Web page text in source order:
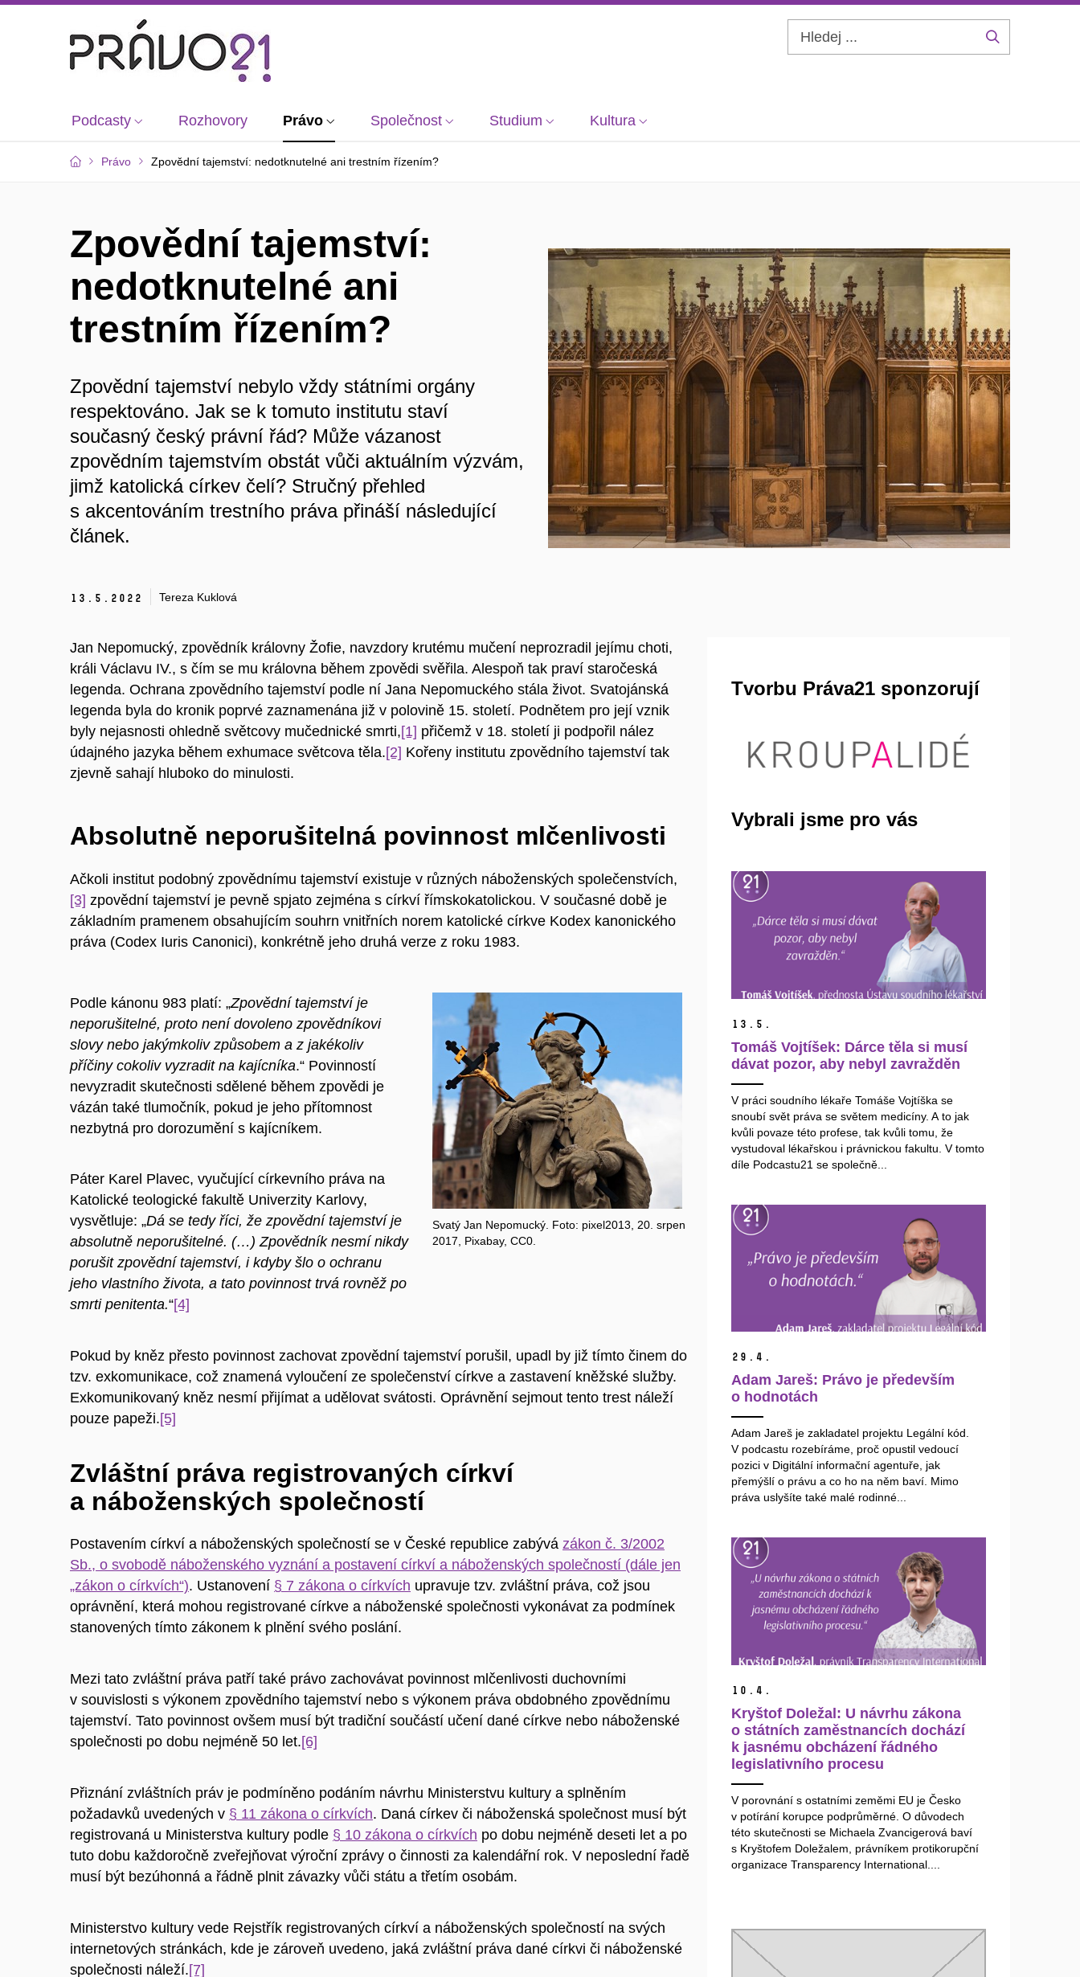
Podcasty Rozhovory Právo Společnost Studium Kultura
Právo Zpovědní tajemství: nedotknutelné ani trestním řízením?
Zpovědní tajemství:
nedotknutelné ani
trestním řízením?
Zpovědní tajemství nebylo vždy státními orgány
respektováno. Jak se k tomuto institutu staví
současný český právní řád? Může vázanost
zpovědním tajemstvím obstát vůči aktuálním výzvám,
jimž katolická církev čelí? Stručný přehled
s akcentováním trestního práva přináší následující
článek.
13. 5. 2022 Tereza Kuklová
Jan Nepomucký, zpovědník královny Žofie, navzdory krutému mučení neprozradil jejímu choti,
králi Václavu IV., s čím se mu královna během zpovědi svěřila. Alespoň tak praví staročeská
legenda. Ochrana zpovědního tajemství podle ní Jana Nepomuckého stála život. Svatojánská
legenda byla do kronik poprvé zaznamenána již v polovině 15. století. Podnětem pro její vznik
byly nejasnosti ohledně světcovy mučednické smrti,[1] přičemž v 18. století ji podpořil nález
údajného jazyka během exhumace světcova těla.[2] Kořeny institutu zpovědního tajemství tak
zjevně sahají hluboko do minulosti.
Absolutně neporušitelná povinnost mlčenlivosti
Ačkoli institut podobný zpovědnímu tajemství existuje v různých náboženských společenstvích,
[3] zpovědní tajemství je pevně spjato zejména s církví římskokatolickou. V současné době je
základním pramenem obsahujícím souhrn vnitřních norem katolické církve Kodex kanonického
práva (Codex Iuris Canonici), konkrétně jeho druhá verze z roku 1983.
Svatý Jan Nepomucký. Foto: pixel2013, 20. srpen
2017, Pixabay, CC0.
Podle kánonu 983 platí: „Zpovědní tajemství je
neporušitelné, proto není dovoleno zpovědníkovi
slovy nebo jakýmkoliv způsobem a z jakékoliv
příčiny cokoliv vyzradit na kajícníka.“ Povinností
nevyzradit skutečnosti sdělené během zpovědi je
vázán také tlumočník, pokud je jeho přítomnost
nezbytná pro dorozumění s kajícníkem.
Páter Karel Plavec, vyučující církevního práva na
Katolické teologické fakultě Univerzity Karlovy,
vysvětluje: „Dá se tedy říci, že zpovědní tajemství je
absolutně neporušitelné. (…) Zpovědník nesmí nikdy
porušit zpovědní tajemství, i kdyby šlo o ochranu
jeho vlastního života, a tato povinnost trvá rovněž po
smrti penitenta.“[4]
Pokud by kněz přesto povinnost zachovat zpovědní tajemství porušil, upadl by již tímto činem do
tzv. exkomunikace, což znamená vyloučení ze společenství církve a zastavení kněžské služby.
Exkomunikovaný kněz nesmí přijímat a udělovat svátosti. Oprávnění sejmout tento trest náleží
pouze papeži.[5]
Zvláštní práva registrovaných církví
a náboženských společností
Postavením církví a náboženských společností se v České republice zabývá zákon č. 3/2002
Sb., o svobodě náboženského vyznání a postavení církví a náboženských společností (dále jen
„zákon o církvích“). Ustanovení § 7 zákona o církvích upravuje tzv. zvláštní práva, což jsou
oprávnění, která mohou registrované církve a náboženské společnosti vykonávat za podmínek
stanovených tímto zákonem k plnění svého poslání.
Mezi tato zvláštní práva patří také právo zachovávat povinnost mlčenlivosti duchovními
v souvislosti s výkonem zpovědního tajemství nebo s výkonem práva obdobného zpovědnímu
tajemství. Tato povinnost ovšem musí být tradiční součástí učení dané církve nebo náboženské
společnosti po dobu nejméně 50 let.[6]
Přiznání zvláštních práv je podmíněno podáním návrhu Ministerstvu kultury a splněním
požadavků uvedených v § 11 zákona o církvích. Daná církev či náboženská společnost musí být
registrovaná u Ministerstva kultury podle § 10 zákona o církvích po dobu nejméně deseti let a po
tuto dobu každoročně zveřejňovat výroční zprávy o činnosti za kalendářní rok. V neposlední řadě
musí být bezúhonná a řádně plnit závazky vůči státu a třetím osobám.
Ministerstvo kultury vede Rejstřík registrovaných církví a náboženských společností na svých
internetových stránkách, kde je zároveň uvedeno, jaká zvláštní práva dané církvi či náboženské
společnosti náleží.[7]
Tvorbu Práva21 sponzorují
Vybrali jsme pro vás
13. 5.
Tomáš Vojtíšek: Dárce těla si musí
dávat pozor, aby nebyl zavražděn
V práci soudního lékaře Tomáše Vojtíška se
snoubí svět práva se světem medicíny. A to jak
kvůli povaze této profese, tak kvůli tomu, že
vystudoval lékařskou i právnickou fakultu. V tomto
díle Podcastu21 se společně...
29. 4.
Adam Jareš: Právo je především
o hodnotách
Adam Jareš je zakladatel projektu Legální kód.
V podcastu rozebíráme, proč opustil vedoucí
pozici v Digitální informační agentuře, jak
přemýšlí o právu a co ho na něm baví. Mimo
práva uslyšíte také malé rodinné...
10. 4.
Kryštof Doležal: U návrhu zákona
o státních zaměstnancích dochází
k jasnému obcházení řádného
legislativního procesu
V porovnání s ostatními zeměmi EU je Česko
v potírání korupce podprůměrné. O důvodech
této skutečnosti se Michaela Zvancigerová baví
s Kryštofem Doležalem, právníkem protikorupční
organizace Transparency International....